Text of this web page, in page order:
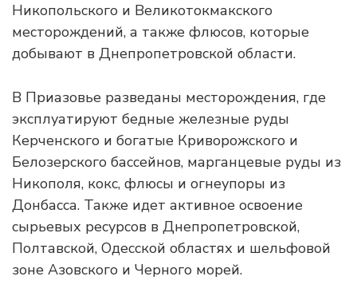
Никопольского и Великотокмакского
месторождений, а также флюсов, которые
добывают в Днепропетровской области.
В Приазовье разведаны месторождения, где
эксплуатируют бедные железные руды
Керченского и богатые Криворожского и
Белозерского бассейнов, марганцевые руды из
Никополя, кокс, флюсы и огнеупоры из
Донбасса. Также идет активное освоение
сырьевых ресурсов в Днепропетровской,
Полтавской, Одесской областях и шельфовой
зоне Азовского и Черного морей.